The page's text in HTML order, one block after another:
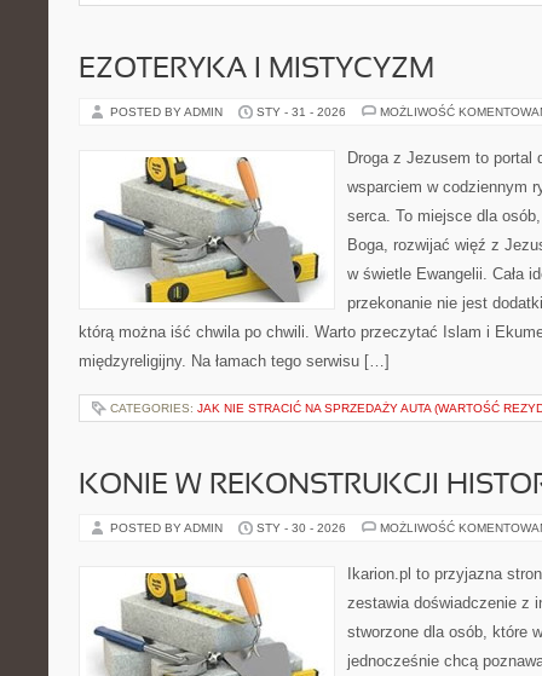
EZOTERYKA I MISTYCYZM
POSTED BY ADMIN STY - 31 - 2026 MOŻLIWOŚĆ
Droga z Jezusem to portal
wsparciem w codziennym
serca. To miejsce dla
Boga, rozwijać więź z
w świetle Ewangelii. Cała
przekonanie nie jest
którą można iść chwila po chwili. Warto przeczytać Islam i
międzyreligijny. Na łamach tego serwisu […]
CATEGORIES: JAK NIE STRACIĆ NA SPRZEDAŻY AUTA (WARTOŚĆ
KONIE W REKONSTRUKCJI
POSTED BY ADMIN STY - 30 - 2026 MOŻLIWOŚĆ
Ikarion.pl to przyjazna
zestawia doświadczenie z
stworzone dla osób, które
jednocześnie chcą